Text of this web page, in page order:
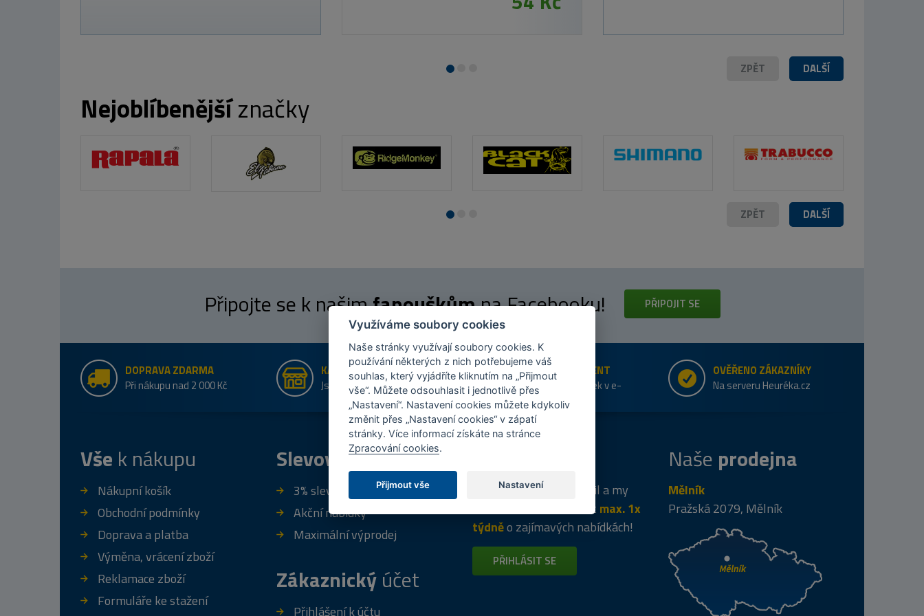
DALŠÍ
ZPĚT
Nejoblíbenějšíznačky
DALŠÍ
ZPĚT
Připojte se k našimfanouškůmna Facebooku! PŘIPOJIT SE
DOPRAVA ZDARMA
Při nákupu nad 2 000 Kč
KAMENNÉ PRODEJNY
Jsme na trhu více než 10 let
ŠIROKÝ SORTIMENT
Přes 20 tis. položek v e-
shopu
OVĚŘENO ZÁKAZNÍKY
Na serveru Heuréka.cz
Vše k nákupu
Nákupní košík
Obchodní podmínky
Doprava a platba
Výměna, vrácení zboží
Reklamace zboží
Formuláře ke stažení
Slevový program
3% sleva za registraci
Akční nabídky
Maximální výprodej
Zákaznickýúčet
Přihlášení k účtu
Napište nám svůj e-mail a my
vás budeme informovat max. 1x
týdněo zajímavých nabídkách!
PŘIHLÁSIT SE
Naše prodejna
Mělník
Pražská 2079, Mělník
Využíváme soubory cookies
Naše stránky využívají soubory cookies. K
používání některých z nich potřebujeme váš
souhlas, který vyjádříte kliknutím na „Přijmout
vše“. Můžete odsouhlasit i jednotlivě přes
„Nastavení“. Nastavení cookies můžete kdykoliv
změnit přes „Nastavení cookies“ v zápatí
stránky. Více informací získáte na stránce
Zpracování cookies.
Přijmout vše Nastavení